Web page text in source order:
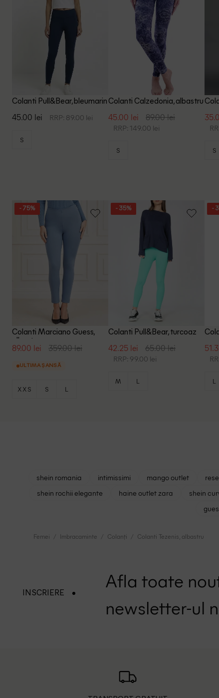
Colanti Pull&Bear, bleumarin
45.00 lei RRP: 89.00 lei
S
Colanti Calzedonia, albastru
45.00 lei 89.00 lei
RRP: 149.00 lei
S S
- 75%
Colanti Marciano Guess,
albastru
89.00 lei 359.00 lei
ULTIMA ȘANSĂ
XXS S L
- 35%
Colanti Pull&Bear, turcoaz
42.25 lei 65.00 lei
RRP: 99.00 lei
M L
-
L
shein romania intimissimi mango outlet
shein rochii elegante
haine outlet zara shein
Femei Imbracaminte Colanți Colanti Tezenis, albastru
INSCRIERE
Afla toate
newsletter-ul